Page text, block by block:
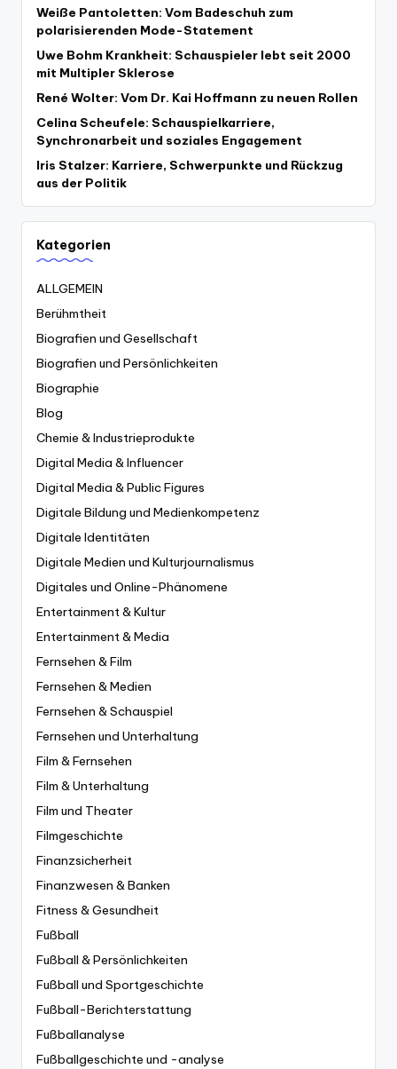
Weiße Pantoletten: Vom Badeschuh zum
polarisierenden Mode-Statement
Uwe Bohm Krankheit: Schauspieler lebt seit 2000
mit Multipler Sklerose
René Wolter: Vom Dr. Kai Hoffmann zu neuen Rollen
Celina Scheufele: Schauspielkarriere,
Synchronarbeit und soziales Engagement
Iris Stalzer: Karriere, Schwerpunkte und Rückzug
aus der Politik
Kategorien
ALLGEMEIN
Berühmtheit
Biografien und Gesellschaft
Biografien und Persönlichkeiten
Biographie
Blog
Chemie & Industrieprodukte
Digital Media & Influencer
Digital Media & Public Figures
Digitale Bildung und Medienkompetenz
Digitale Identitäten
Digitale Medien und Kulturjournalismus
Digitales und Online-Phänomene
Entertainment & Kultur
Entertainment & Media
Fernsehen & Film
Fernsehen & Medien
Fernsehen & Schauspiel
Fernsehen und Unterhaltung
Film & Fernsehen
Film & Unterhaltung
Film und Theater
Filmgeschichte
Finanzsicherheit
Finanzwesen & Banken
Fitness & Gesundheit
Fußball
Fußball & Persönlichkeiten
Fußball und Sportgeschichte
Fußball-Berichterstattung
Fußballanalyse
Fußballgeschichte und -analyse